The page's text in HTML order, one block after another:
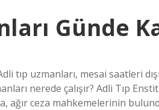
Günde
tıp uzmanları, mesai saatleri
nerede çalışır? Adli Tıp
ağır ceza mahkemelerinin